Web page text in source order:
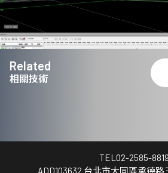
Related
相關技術
TEL 02-2585-8819
ADD103632 台北市大同區承德路